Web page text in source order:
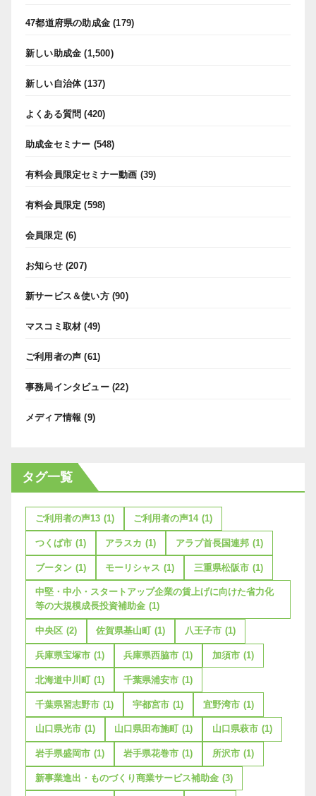
47都道府県の助成金 (179)
新しい助成金 (1,500)
新しい自治体(137)
よくある質問 (420)
助成金セミナー (548)
有料会員限定セミナー動画 (39)
有料会員限定 (598)
会員限定 (6)
お知らせ(207)
新サービス＆使い方(90)
マスコミ取材 (49)
ご利用者の声 (61)
事務局インタビュー(22)
メディア情報 (9)
タグ一覧
ご利用者の声13 (1) ご利用者の声14 (1)
つくば市 (1) アラスカ (1) アラブ首長国連邦 (1)
ブータン (1) モーリシャス (1) 三重県松阪市 (1)
中堅・中小・スタートアップ企業の賃上げに向けた省力化
等の大規模成長投資補助金 (1)
中央区 (2) 佐賀県基山町 (1) 八王子市 (1)
兵庫県宝塚市 (1) 兵庫県西脇市 (1) 加須市 (1)
北海道中川町 (1) 千葉県浦安市 (1)
千葉県習志野市 (1) 宇都宮市 (1) 宜野湾市 (1)
山口県光市 (1) 山口県田布施町 (1) 山口県萩市 (1)
岩手県盛岡市 (1) 岩手県花巻市 (1) 所沢市 (1)
新事業進出・ものづくり商業サービス補助金 (3)